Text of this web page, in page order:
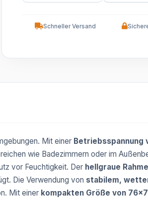
Schneller Versand
Mit einer Betriebsspannung
wie Badezimmern oder im
vor Feuchtigkeit. Der hellgraue
Die Verwendung von stabilem,
Mit einer kompakten Größe von